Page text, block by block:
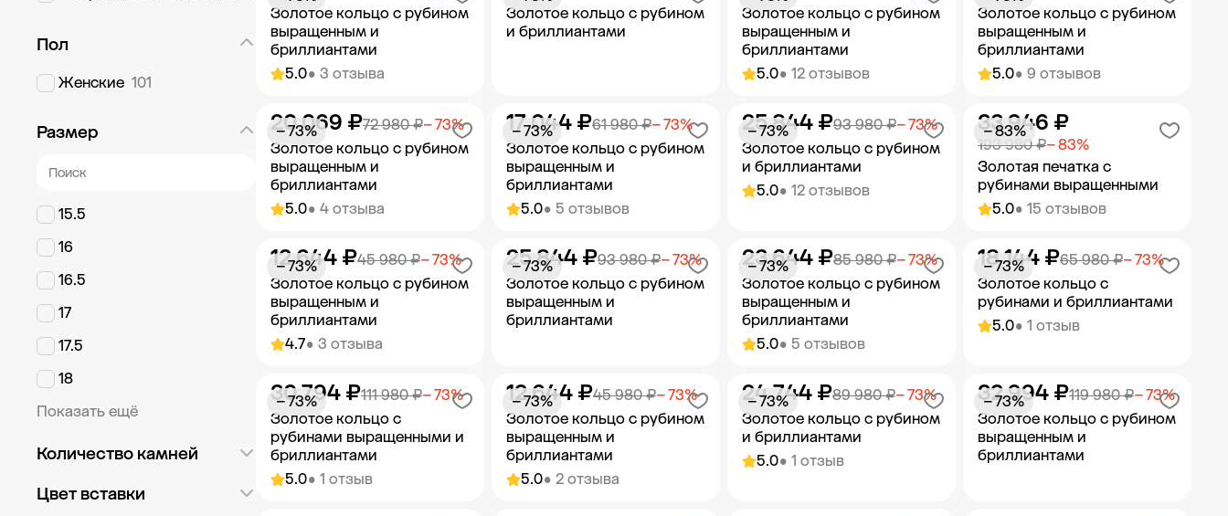
Пол
Женские 101
Размер
15.5
16
16.5
17
17.5
18
Показать ещё
Количество камней
Россыпь 114
Цвет вставки
5.0• 3 отзыва
Золотое кольцо с рубином
выращенным и
бриллиантами
Добавить в корзину
Золотое кольцо с рубином
и бриллиантами
Добавить в корзину
5.0• 12 отзывов
Золотое кольцо с рубином
выращенным и
бриллиантами
Добавить в корзину
5.0• 9 отзывов
Золотое кольцо с рубином
выращенным и
бриллиантами
Добавить в корзину
5.0• 4 отзыва
Золотое кольцо с рубином
выращенным и
бриллиантами
72 980 ₽− 73%
20 069 ₽
− 73%
Добавить в корзину
5.0• 5 отзывов
Золотое кольцо с рубином
выращенным и
бриллиантами
61 980 ₽− 73%
17 044 ₽
− 73%
Добавить в корзину
5.0• 12 отзывов
Золотое кольцо с рубином
и бриллиантами
93 980 ₽− 73%
25 844 ₽
− 73%
Добавить в корзину
5.0• 15 отзывов
Золотая печатка с
рубинами выращенными
193 980 ₽− 83%
33 946 ₽
− 83%
Добавить в корзину
4.7• 3 отзыва
Золотое кольцо с рубином
выращенным и
бриллиантами
45 980 ₽− 73%
12 644 ₽
− 73%
Добавить в корзину
Золотое кольцо с рубином
выращенным и
бриллиантами
93 980 ₽− 73%
25 844 ₽
− 73%
Добавить в корзину
5.0• 5 отзывов
Золотое кольцо с рубином
выращенным и
бриллиантами
85 980 ₽− 73%
23 644 ₽
− 73%
Добавить в корзину
5.0• 1 отзыв
Золотое кольцо с
рубинами и бриллиантами
65 980 ₽− 73%
18 144 ₽
− 73%
Добавить в корзину
5.0• 1 отзыв
Золотое кольцо с
рубинами выращенными и
бриллиантами
111 980 ₽− 73%
30 794 ₽
− 73%
5.0• 2 отзыва
Золотое кольцо с рубином
выращенным и
бриллиантами
45 980 ₽− 73%
12 644 ₽
− 73%
5.0• 1 отзыв
Золотое кольцо с рубином
и бриллиантами
89 980 ₽− 73%
24 744 ₽
− 73%
Золотое кольцо с рубином
выращенным и
бриллиантами
119 980 ₽− 73%
32 994 ₽
− 73%